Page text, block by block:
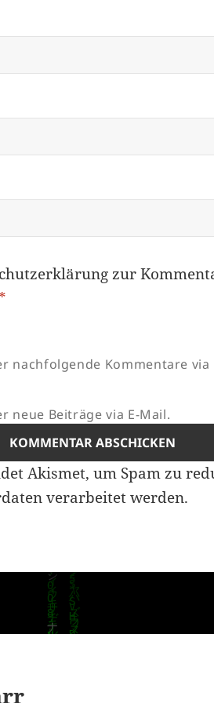
zur
*
nachfolgende Kommentare via
neue Beiträge via E-Mail.
Akismet, um Spam zu
verarbeitet werden.